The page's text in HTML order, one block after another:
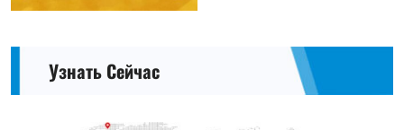
Узнать Сейчас